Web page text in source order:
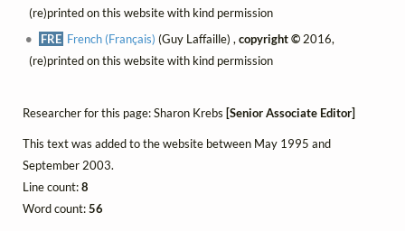
(re)printed on this website with kind permission
FRE French (Français) (Guy Laffaille) ,copyright © 2016,
(re)printed on this website with kind permission
Researcher for this page: Sharon Krebs [Senior Associate Editor]
This text was added to the website between May 1995 and
September 2003.
Line count:8
Word count:56